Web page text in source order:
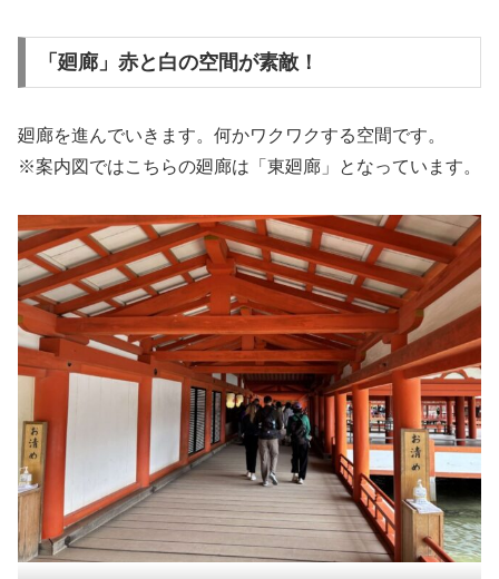
「廻廊」赤と白の空間が素敵！
廻廊を進んでいきます。何かワクワクする空間です。
※案内図ではこちらの廻廊は「東廻廊」となっています。